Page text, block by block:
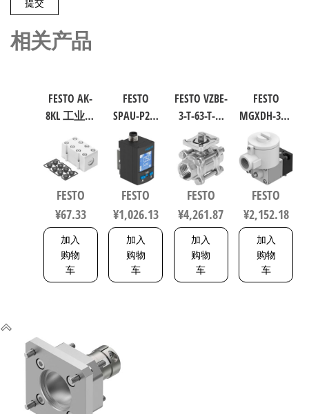
相关产品
FESTO AK-
8KL 工业自
件 538219
FESTO
¥67.33
加入
购物
车
FESTO
SPAU-P2R-
W-G18FD-L-
PNLK-
PNVBA-M8U
数字压力
传感器 符
合EN 60947-
5-2 8001232
FESTO
¥1,026.13
加入
购物
车
FESTO VZBE-
3-T-63-T-2-
F0710-
V15V16 不
锈钢球阀
行程63mm
符合ISO
5211 0710
FESTO
¥4,261.87
加入
购物
车
FESTO
MGXDH-3/2-
1.2-24DC-EX
工业自动
化零部件
规格1.2
535615
FESTO
¥2,152.18
加入
购物
车